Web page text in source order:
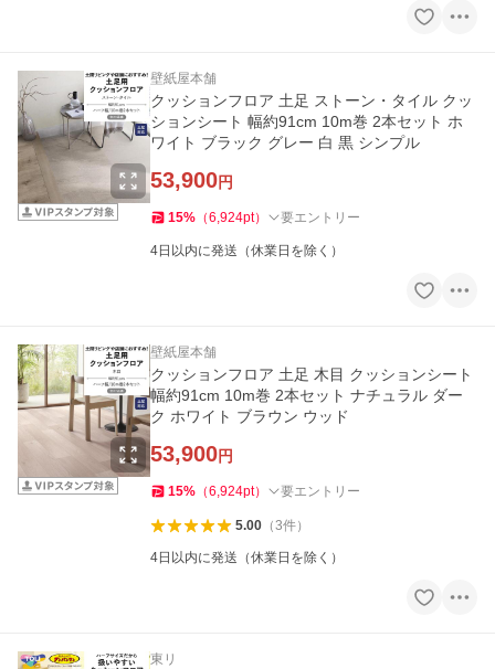
壁紙屋本舗
クッションフロア 土足 ストーン・タイル クッ
ションシート 幅約91cm 10m巻 2本セット ホ
ワイト ブラック グレー 白 黒 シンプル
53,900円
15% （6,924pt） 要エントリー
4日以内に発送（休業日を除く）
壁紙屋本舗
クッションフロア 土足 木目 クッションシート
幅約91cm 10m巻 2本セット ナチュラル ダー
ク ホワイト ブラウン ウッド
53,900円
15% （6,924pt） 要エントリー
5.00（3件）
4日以内に発送（休業日を除く）
東リ